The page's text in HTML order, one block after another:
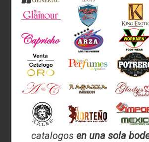
catalogosen una sola